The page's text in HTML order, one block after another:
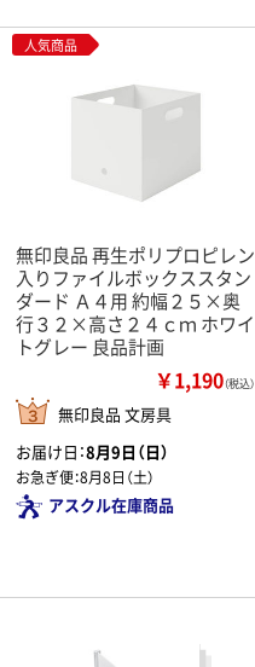
人気商品
無印良品 再生ポリプロピレン
入りファイルボックススタン
ダード Ａ４用 約幅２５×奥
行３２×高さ２４ｃｍ ホワイ
トグレー 良品計画
￥1,190（税込）
無印良品 文房具
お届け日：8月9日（日）
お急ぎ便：8月8日（土）
アスクル在庫商品